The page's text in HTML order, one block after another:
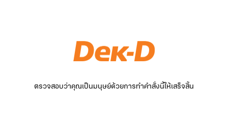
ตรวจสอบว่าคุณเป็นมนุษย์ด้วยการทำคำสั่งนี้ให้เสร็จสิ้น